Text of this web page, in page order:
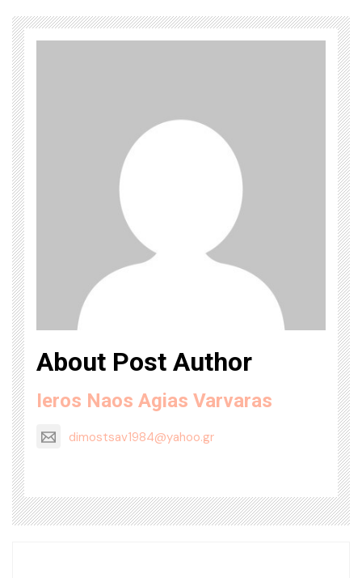
About Post Author
Ieros Naos Agias Varvaras
dimostsav1984@yahoo.gr